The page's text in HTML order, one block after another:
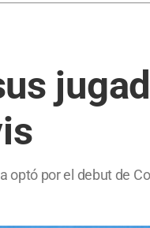
optó por el debut de